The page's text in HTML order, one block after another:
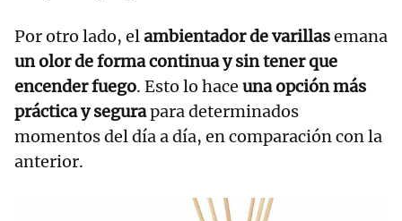
Por otro lado, elambientador de varillasemana
un olor de forma continua y sin tener que
encender fuego. Esto lo hace una opción más
práctica y segurapara determinados
momentos del día a día, en comparación con la
anterior.